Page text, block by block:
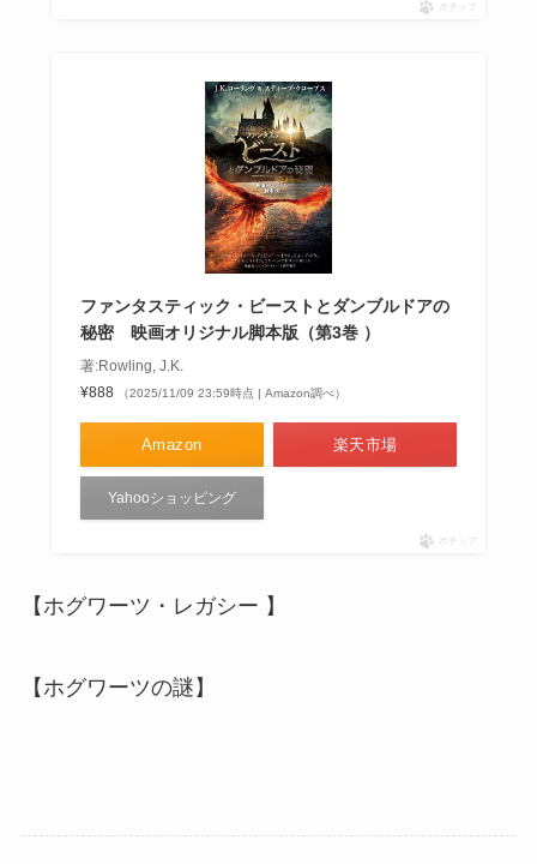
ポチップ
ファンタスティック・ビーストとダンブルドアの
秘密 映画オリジナル脚本版（第3巻 ）
著:Rowling, J.K.
¥888
（2025/11/09 23:59時点 | Amazon調べ）
Amazon 楽天市場
Yahooショッピング
ポチップ
【ホグワーツ・レガシー 】
【ホグワーツの謎】